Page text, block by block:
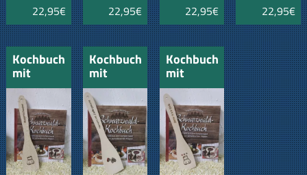
22,95€ 22,95€ 22,95€ 22,95€
Kochbuch
mit
Pfannenwender
"Bester
Küchenchef
Kochbuch
mit
Pfannenwender
" Hier
wird mit
Liebe
gekocht"
Kochbuch
mit
Pfannenwender
"
Sterneküche
"